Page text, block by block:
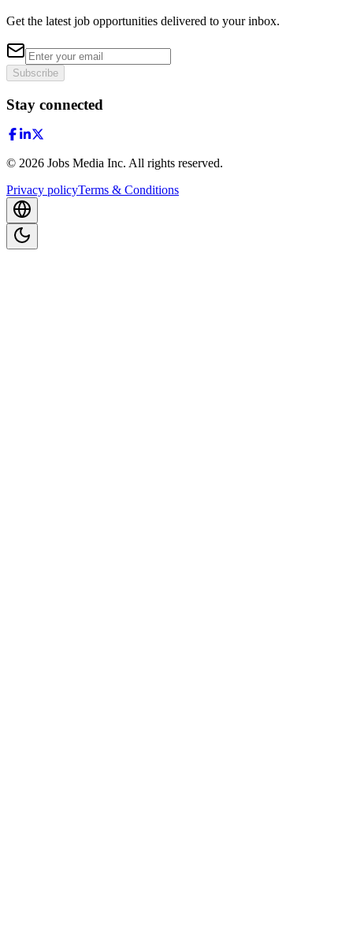
Get the latest job opportunities delivered to your inbox.
Subscribe
Stay connected
© 2026 Jobs Media Inc. All rights reserved.
Privacy policyTerms & Conditions